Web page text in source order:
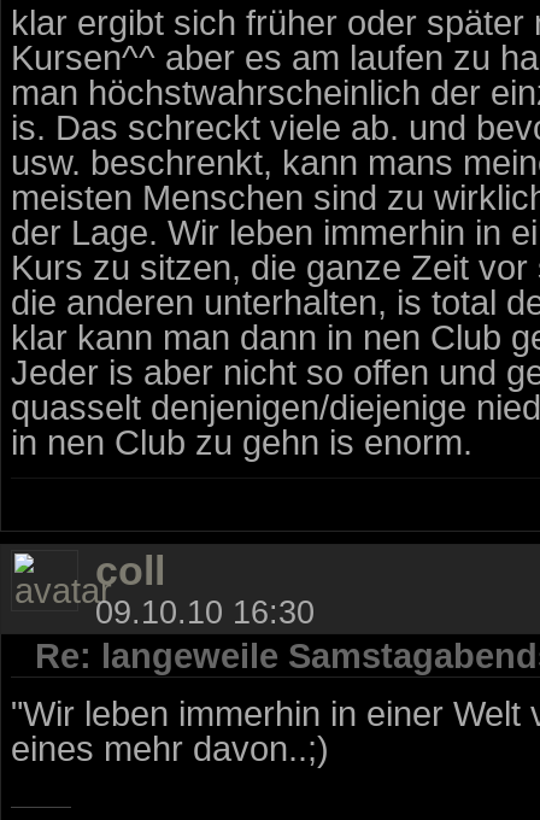
klar ergibt sich früher oder
Kursen^^ aber es am laufen zu
man höchstwahrscheinlich der
is. Das schreckt viele ab. und
usw. beschrenkt, kann mans
meisten Menschen sind zu
der Lage. Wir leben immerhin in
Kurs zu sitzen, die ganze Zeit
die anderen unterhalten, is total
klar kann man dann in nen Club
Jeder is aber nicht so offen und
quasselt denjenigen/diejenige
in nen Club zu gehn is enorm.
coll
09.10.10 16:30
Re: langeweile
"Wir leben immerhin in einer
eines mehr davon..;)